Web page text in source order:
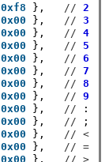
0xf8 }, //
2
0x00 }, // 3
0x00 }, // 4
0x00 }, //
5
0x00 }, // 6
0x00 }, // 7
0x00 }, // 8
0x00 }, // 9
0x00 }, // :
0x00 }, // ;
0x00 }, // <
0x00 }, // =
0x00 }, // >